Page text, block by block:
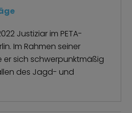
Justiziar im PETA-
Im Rahmen seiner
er sich schwerpunktmäßig
des Jagd- und